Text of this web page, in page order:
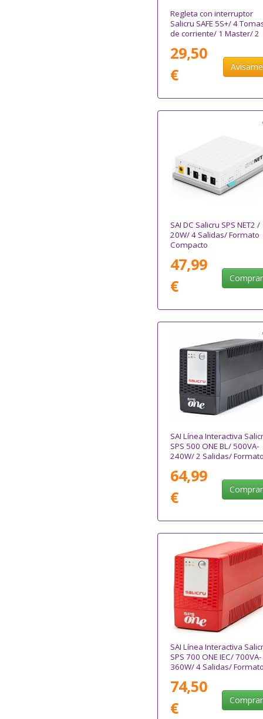
Regleta con interruptor
Salicru SAFE 5S+/ 4
de corriente/ 1 Master/ 2
1.4m/ Blanca
29,50
€
Avísame
SAI DC Salicru SPS NET2 /
20W/ 4 Salidas/ Formato
Compacto
47,99
€
Comprar
SAI Línea Interactiva
SPS 500 ONE BL/ 500VA-
240W/ 2 Salidas/
64,99
€
Comprar
SAI Línea Interactiva
SPS 700 ONE IEC/ 700VA-
360W/ 4 Salidas/
74,50
€
Comprar